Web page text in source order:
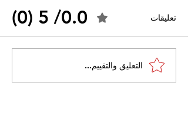
القضاء الإداري يقضي بحل
نقابة "كنابست"
تعليقات 0.0/ 5 (0)
التعليق والتقييم...